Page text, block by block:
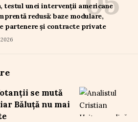
testul unei intervenții americane
redusă: baze modulare,
partenere și contracte private
se mută
Băluță nu mai